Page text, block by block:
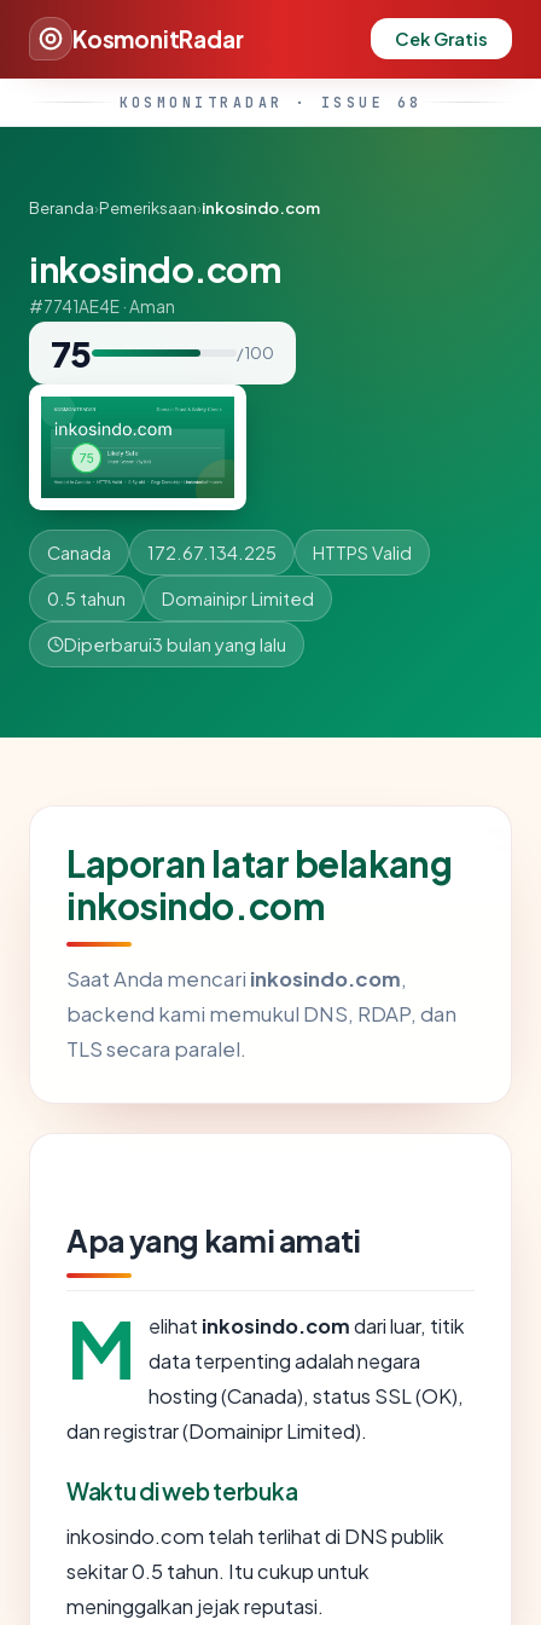
KosmonitRadar Cek Gratis
KOSMONITRADAR · ISSUE 68
Beranda›Pemeriksaan›inkosindo.com
inkosindo.com
#7741AE4E · Aman
75 / 100
Canada 172.67.134.225 HTTPS Valid
0.5 tahun Domainipr Limited
Diperbarui3 bulan yang lalu
Laporan latar belakang
inkosindo.com
Saat Anda mencari inkosindo.com,
backend kami memukul DNS, RDAP, dan
TLS secara paralel.
Apa yang kami amati
M elihat inkosindo.comdari luar, titik
data terpenting adalah negara
hosting (Canada), status SSL (OK),
dan registrar (Domainipr Limited).
Waktu di web terbuka
inkosindo.com telah terlihat di DNS publik
sekitar 0.5 tahun. Itu cukup untuk
meninggalkan jejak reputasi.